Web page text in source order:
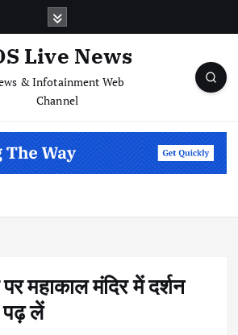
Live News
& Infotainment Web
Channel
पर महाकाल मंदिर में दर्शन
लें